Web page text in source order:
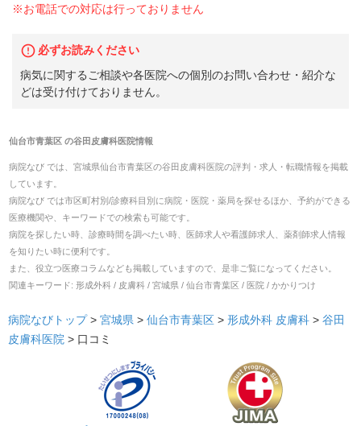
※お電話での対応は行っておりません
必ずお読みください
病気に関するご相談や各医院への個別のお問い合わせ・紹介な
どは受け付けておりません。
仙台市青葉区 の谷田皮膚科医院情報
病院なび では、 宮城県仙台市青葉区の谷田皮膚科医院の評判・求人・転職情報を掲載
しています。
病院なび では市区町村別/診療科目別に病院・医院・薬局を探せるほか、予約ができる
医療機関や、キーワードでの検索も可能です。
病院を探したい時、診療時間を調べたい時、医師求人や看護師求人、薬剤師求人情報
を知りたい時に便利です。
また、役立つ医療コラムなども掲載していますので、是非ご覧になってください。
関連キーワード: 形成外科 / 皮膚科 / 宮城県 / 仙台市青葉区 / 医院 / かかりつけ
病院なびトップ > 宮城県 > 仙台市青葉区 > 形成外科 皮膚科 > 谷田
皮膚科医院 > 口コミ